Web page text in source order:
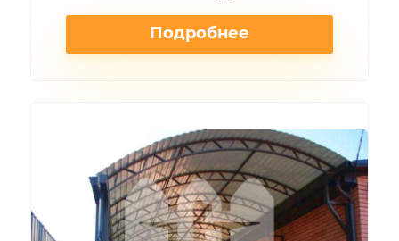
Подробнее